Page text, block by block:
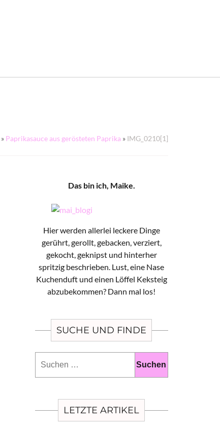
» Paprikasauce aus gerösteten Paprika » IMG_0210[1]
Das bin ich, Maike.
Hier werden allerlei leckere Dinge
gerührt, gerollt, gebacken, verziert,
gekocht, geknipst und hinterher
spritzig beschrieben. Lust, eine Nase
Kuchenduft und einen Löffel Keksteig
abzubekommen? Dann mal los!
SUCHE UND FINDE
nach:
LETZTE ARTIKEL